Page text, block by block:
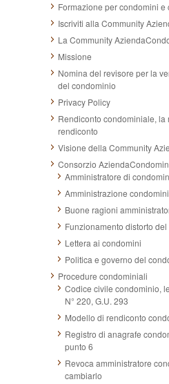
Formazione per condomini e
Iscriviti alla Community
La Community
Missione
Nomina del revisore per la
del condominio
Privacy Policy
Rendiconto condominiale,
rendiconto
Visione della Community
Consorzio
Amministratore di
Amministrazione
Buone ragioni
Funzionamento distorto
Lettera ai condomini
Politica e governo del
Procedure condominiali
Codice civile condominio,
N° 220, G.U. 293
Modello di rendiconto
Registro di anagrafe
punto 6
Revoca amministratore
cambiarlo